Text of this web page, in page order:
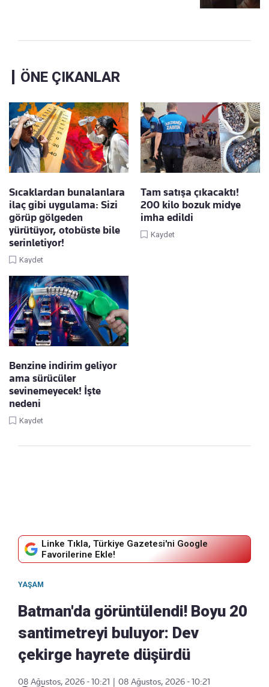
ÖNE ÇIKANLAR
Sıcaklardan bunalanlara
ilaç gibi uygulama: Sizi
görüp gölgeden
yürütüyor, otobüste bile
serinletiyor!
Kaydet
Tam satışa çıkacaktı!
200 kilo bozuk midye
imha edildi
Kaydet
Benzine indirim geliyor
ama sürücüler
sevinemeyecek! İşte
nedeni
Kaydet
Linke Tıkla, Türkiye Gazetesi'ni Google
Favorilerine Ekle!
YAŞAM
Batman'da görüntülendi! Boyu 20
santimetreyi buluyor: Dev
çekirge hayrete düşürdü
08 Ağustos, 2026 - 10:21
08 Ağustos, 2026 - 10:21